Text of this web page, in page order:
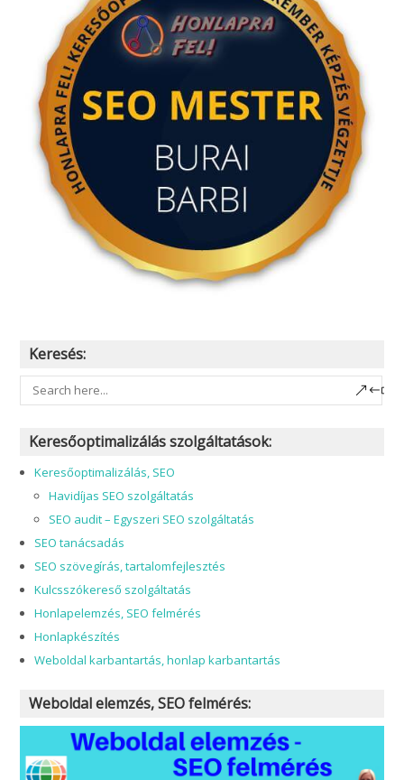
Keresés:
Keresőoptimalizálás szolgáltatások:
Keresőoptimalizálás, SEO
Havidíjas SEO szolgáltatás
SEO audit – Egyszeri SEO szolgáltatás
SEO tanácsadás
SEO szövegírás, tartalomfejlesztés
Kulcsszókereső szolgáltatás
Honlapelemzés, SEO felmérés
Honlapkészítés
Weboldal karbantartás, honlap karbantartás
Weboldal elemzés, SEO felmérés: